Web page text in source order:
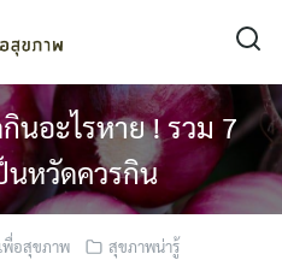
นอะไรหาย ! รวม 7
นหวัดควรกิน
พื่อสุขภาพ สุขภาพน่ารู้